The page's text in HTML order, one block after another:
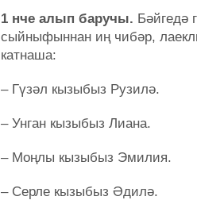
1 нче алып баручы. Бәйгедә
сыйныфыннан иң чибәр,
катнаша:
– Гүзәл кызыбыз Рузилә.
– Унган кызыбыз Лиана.
– Моңлы кызыбыз Эмилия.
– Серле кызыбыз Әдилә.